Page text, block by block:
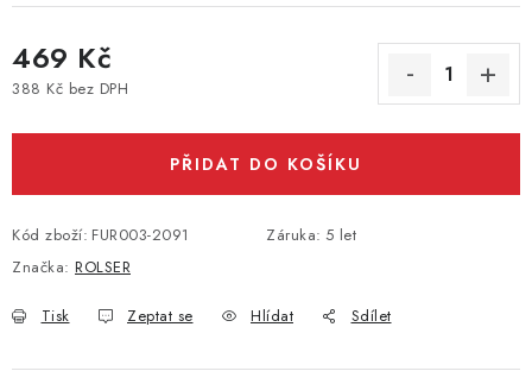
469 Kč
388 Kč bez DPH
PŘIDAT DO KOŠÍKU
Kód zboží: FUR003-2091 Záruka: 5 let
Značka: ROLSER
Tisk Zeptat se Hlídat Sdílet